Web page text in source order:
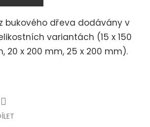
bukového dřeva dodávány v
variantách (15 x 150
20 x 200 mm, 25 x 200 mm).